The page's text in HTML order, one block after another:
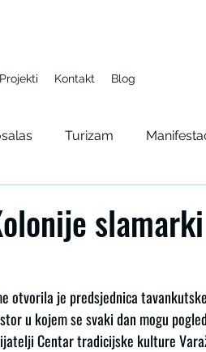
Projekti Kontakt Blog
Turizam
slamarki
otvorila je predsjednica
u kojem se svaki dan mogu
Centar tradicijske kulture